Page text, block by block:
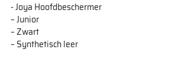
de
afbeeldingen-
gallerij
de
afbeeldingen-
gallerij
- Joya Hoofdbeschermer
– Junior
– Zwart
– Synthetisch leer